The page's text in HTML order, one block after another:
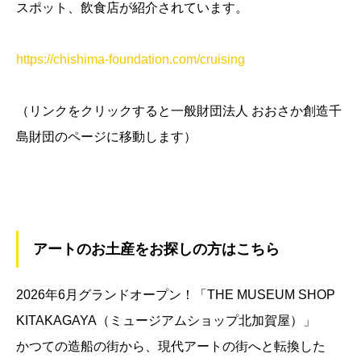
スポット、飲⾷店が紹介されています。
https://chishima-foundation.com/cruising
（リンクをクリックすると一般財団法人 おおさか創造千
島財団のページに移動します）
アートのお土産をお探しの方はこちら
2026年6月グランドオープン！「THE MUSEUM SHOP
KITAKAGAYA（ミュージアムショップ北加賀屋）」
かつての造船の街から、現代アートの街へと転換した